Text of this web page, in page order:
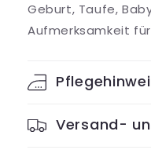
Geburt, Taufe,
Aufmerksamkeit
Versand-